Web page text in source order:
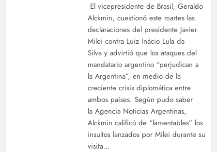
El vicepresidente de Brasil, Geraldo
Alckmin, cuestionó este martes las
declaraciones del presidente Javier
Milei contra Luiz Inácio Lula da
Silva y advirtió que los ataques del
mandatario argentino “perjudican a
la Argentina”, en medio de la
creciente crisis diplomática entre
ambos países. Según pudo saber
la Agencia Noticias Argentinas,
Alckmin calificó de “lamentables” los
insultos lanzados por Milei durante su
visita…